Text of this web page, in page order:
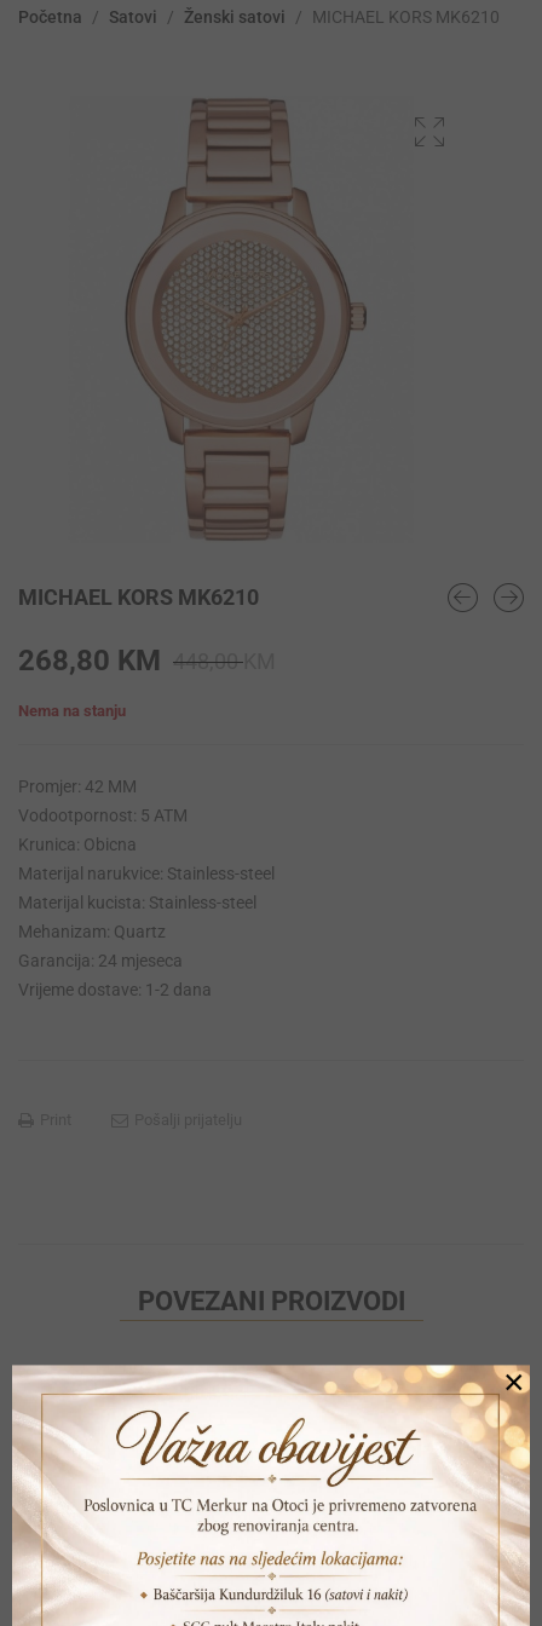
Početna / Satovi / Ženski satovi / MICHAEL KORS MK6210
MICHAEL KORS MK6210
448,00
268,80 KM
Nema na stanju
Promjer: 42 MM
Vodootpornost: 5 ATM
Krunica: Obicna
Materijal narukvice: Stainless-steel
Materijal kucista: Stainless-steel
Mehanizam: Quartz
Garancija: 24 mjeseca
Vrijeme dostave: 1-2 dana
POVEZANI PROIZVODI
×